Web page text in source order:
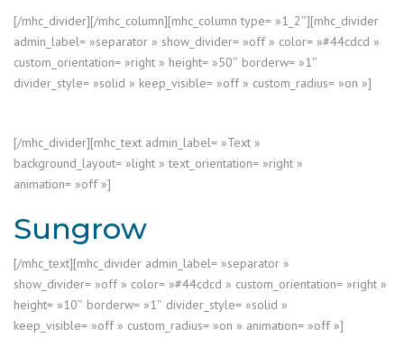
[/mhc_divider][/mhc_column][mhc_column type= »1_2″][mhc_divider
admin_label= »separator » show_divider= »off » color= »#44cdcd »
custom_orientation= »right » height= »50″ borderw= »1″
divider_style= »solid » keep_visible= »off » custom_radius= »on »]
[/mhc_divider][mhc_text admin_label= »Text »
background_layout= »light » text_orientation= »right »
animation= »off »]
Sungrow
[/mhc_text][mhc_divider admin_label= »separator »
show_divider= »off » color= »#44cdcd » custom_orientation= »right »
height= »10″ borderw= »1″ divider_style= »solid »
keep_visible= »off » custom_radius= »on » animation= »off »]